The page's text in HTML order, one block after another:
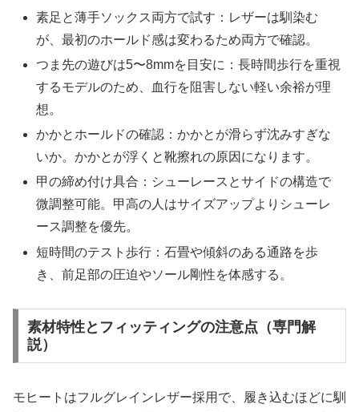
素足と薄手ソックス両方で試す：レザーは馴染む
が、最初のホールド感は変わるため両方で確認。
つま先の遊びは5〜8mmを目安に：長時間歩行を重視
するモデルのため、血行を阻害しない軽い余裕が理
想。
かかとホールドの確認：かかとが滑らず沈みすぎな
いか。かかとが浮くと靴擦れの原因になります。
甲の締め付け具合：シューレースとサイドの構造で
微調整可能。甲高の人はサイズアップよりシューレ
ース調整を優先。
短時間のテスト歩行：石畳や傾斜のある通路を歩
き、前足部の圧迫やソール剛性を体感する。
素材特性とフィッティングの注意点（専門解
説）
モヒートはフルグレインレザー採用で、履き込むほどに馴